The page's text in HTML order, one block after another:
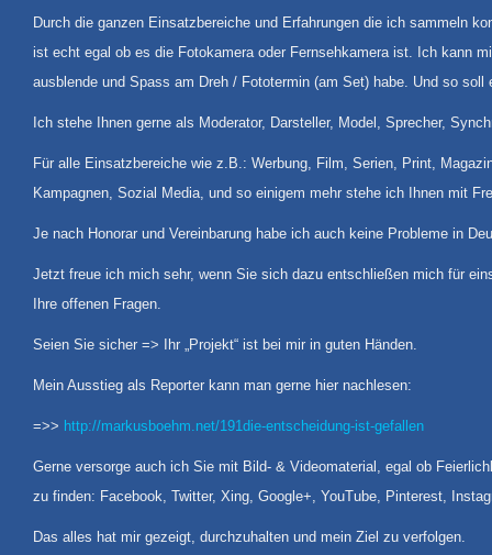
Durch die ganzen Einsatzbereiche und Erfahrungen die ich sammeln
ist echt egal ob es die Fotokamera oder Fernsehkamera ist. Ich kann
ausblende und Spass am Dreh / Fototermin (am Set) habe. Und so soll
Ich stehe Ihnen gerne als Moderator, Darsteller, Model, Sprecher,
Für alle Einsatzbereiche wie z.B.: Werbung, Film, Serien, Print,
Kampagnen, Sozial Media, und so einigem mehr stehe ich Ihnen mit
Je nach Honorar und Vereinbarung habe ich auch keine Probleme in
Jetzt freue ich mich sehr, wenn Sie sich dazu entschließen mich für
Ihre offenen Fragen.
Seien Sie sicher => Ihr „Projekt“ ist bei mir in guten Händen.
Mein Ausstieg als Reporter kann man gerne hier nachlesen:
=>> http://markusboehm.net/191die-entscheidung-ist-gefallen
Gerne versorge auch ich Sie mit Bild- & Videomaterial, egal ob
zu finden: Facebook, Twitter, Xing, Google+, YouTube, Pinterest,
Das alles hat mir gezeigt, durchzuhalten und mein Ziel zu verfolgen.